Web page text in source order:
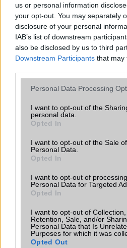
us or personal information
your opt-out. You may separately
disclosure of your personal
IAB’s list of downstream
also be disclosed by us to third
Downstream Participants that may
Please note that this website/app
not limited to your visit or usage
grant or deny consent to Google
use your data for below specified
consent section.
Personal Data Processing
I want to opt-out of the
personal data.
Opted In
I want to opt-out of the Sale
Personal Data.
Opted In
I want to opt-out of
Personal Data for Targeted
Opted In
I want to opt-out of Collection,
Retention, Sale, and/or
Personal Data that Is
Purposes for which it was
Opted Out
A Huawei közelgő
nagy visszhangot keltett
cég elnöke, Richard Yu, maga is
használja a készüléket.
Megérkezett a
mAh, új kamera
legfényesebb
A Google hivatalosan is
nem egy nagyszabású
online sajtóközleményen
KAPCSOLÓDÓ HÍREK
Galaxy Z Flip 6 vs. Galaxy Z
frissíteni?
Ezek az autógyártók nemet